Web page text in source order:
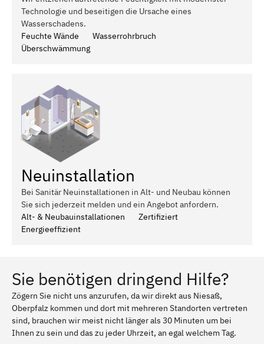
Technologie und beseitigen die Ursache eines
Wasserschadens.
Feuchte Wände
Wasserrohrbruch
Überschwämmung
Neuinstallation
Bei Sanitär Neuinstallationen in Alt- und Neubau können
Sie sich jederzeit melden und ein Angebot anfordern.
Alt- & Neubauinstallationen
Zertifiziert
Energieeffizient
Sie benötigen dringend Hilfe?
Zögern Sie nicht uns anzurufen, da wir direkt aus Niesaß,
Oberpfalz kommen und dort mit mehreren Standorten vertreten
sind, brauchen wir meist nicht länger als 30 Minuten um bei
Ihnen zu sein und das zu jeder Uhrzeit, an egal welchem Tag.